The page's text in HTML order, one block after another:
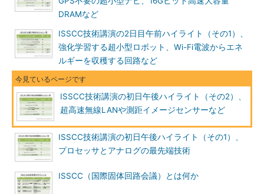
DRAMなど
ISSCC技術講演の2日目午前ハイライト（その1）、
強化学習する超小型ロボット、Wi-Fi電波からエネ
ルギーを収穫する回路など
ISSCC技術講演の初日午後ハイライト（その2）、
超高速無線LANや測距イメージセンサーなど
ISSCC技術講演の初日午後ハイライト（その1）、
プロセッサとアナログの最先端技術
ISSCC（国際固体回路会議）とは何か